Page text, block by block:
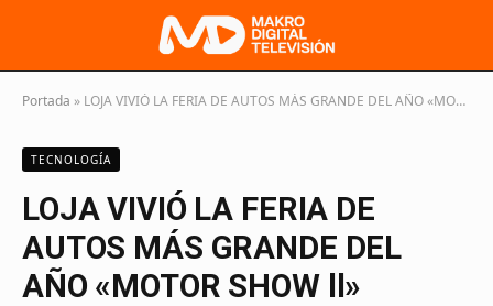
Portada » LOJA VIVIÓ LA FERIA DE AUTOS MÁS GRANDE DEL AÑO «MOTOR SHOW ll»
TECNOLOGÍA
LOJA VIVIÓ LA FERIA DE
AUTOS MÁS GRANDE DEL
AÑO «MOTOR SHOW ll»